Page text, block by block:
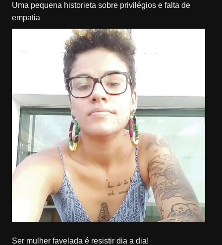
Uma pequena historieta sobre privilégios e falta de
empatia
Ser mulher favelada é resistir dia a dia!